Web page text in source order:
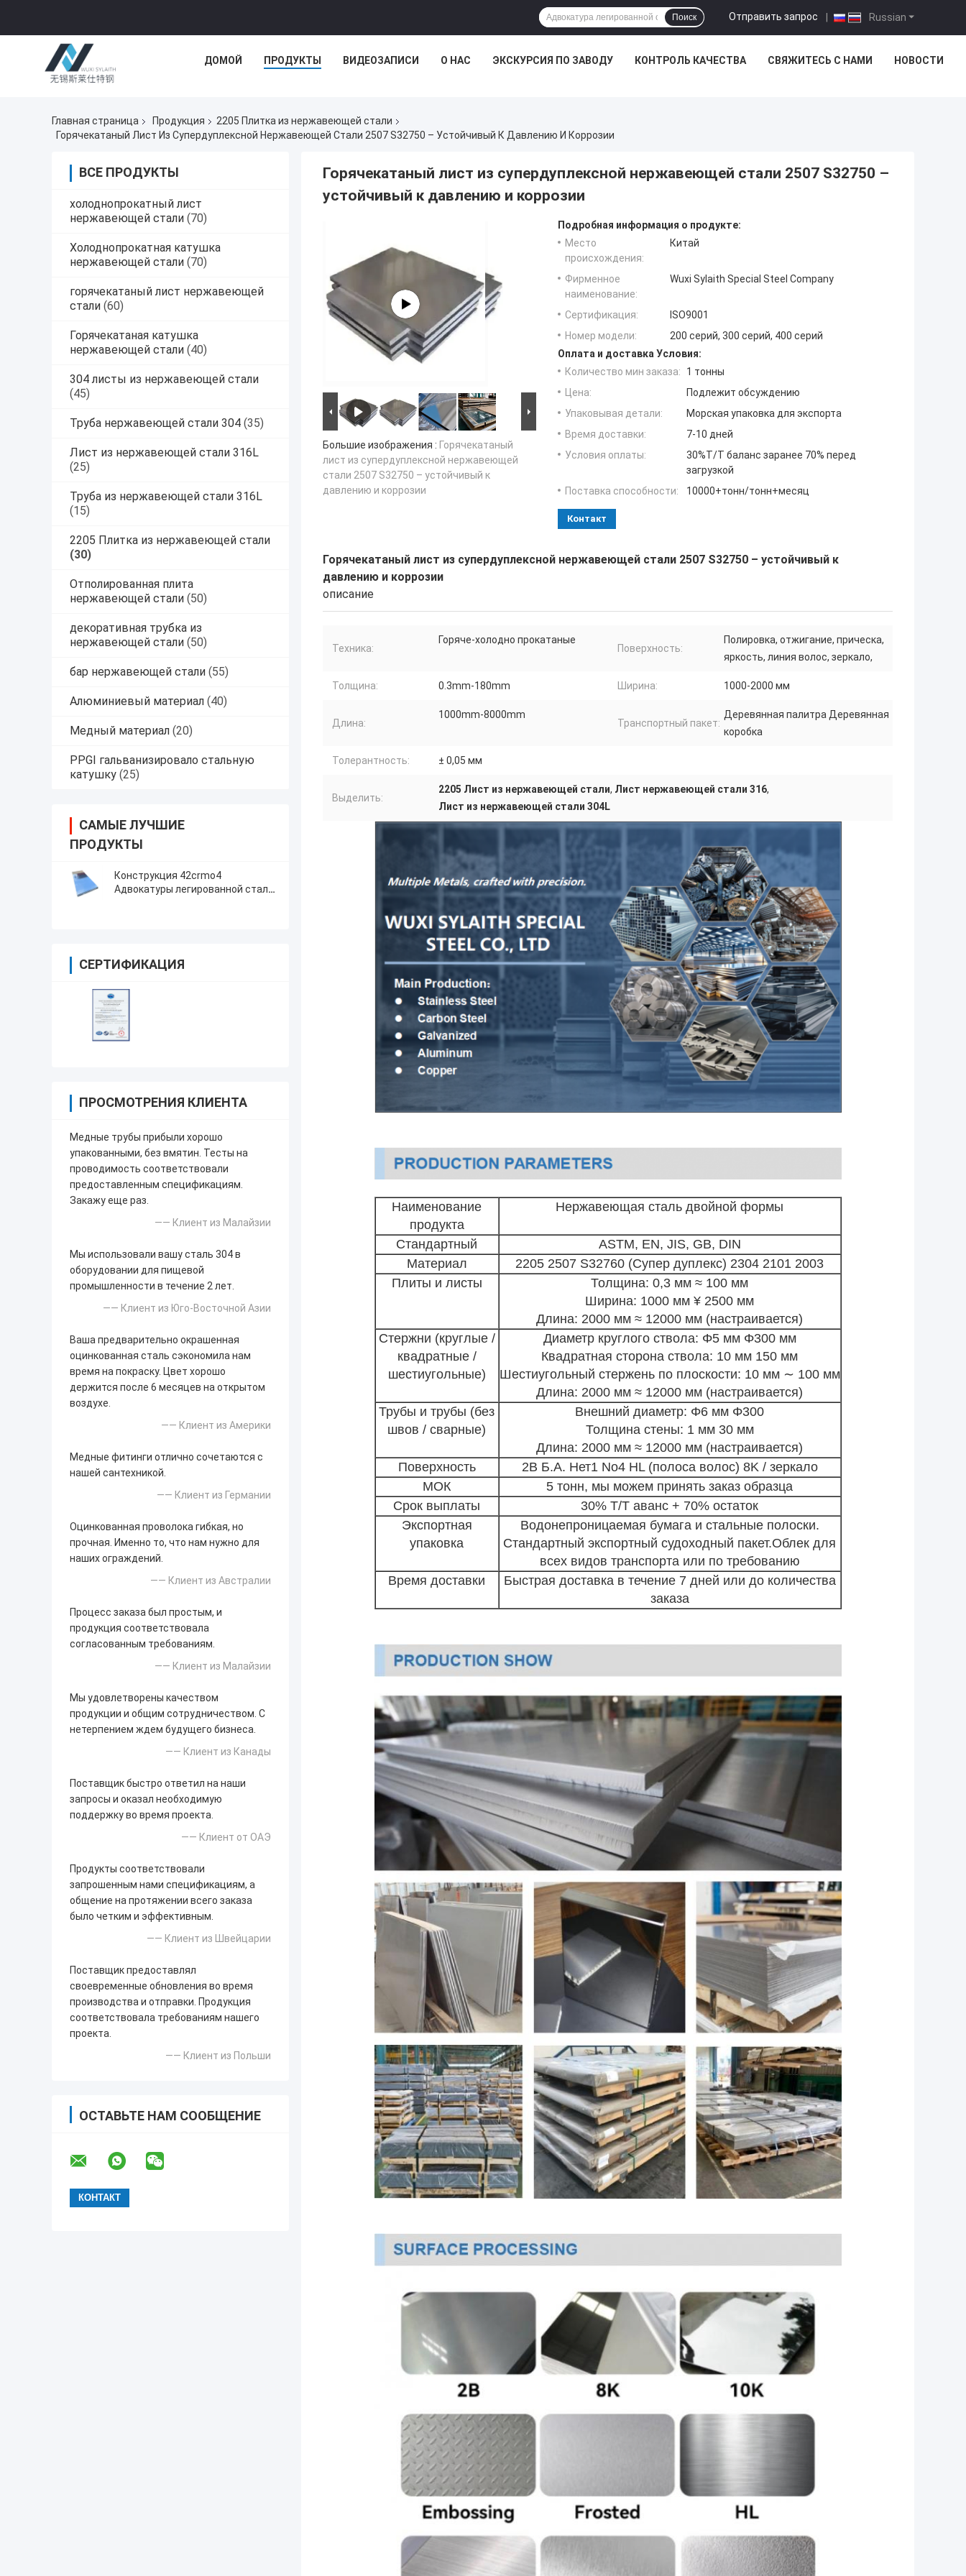
Russian
Отправить запрос |
Поиск
ДОМОЙ ПРОДУКТЫ ВИДЕОЗАПИСИ О НАС ЭКСКУРСИЯ ПО ЗАВОДУ КОНТРОЛЬ КАЧЕСТВА СВЯЖИТЕСЬ С НАМИ НОВОСТИ
Главная страница Продукция
2205 Плитка из нержавеющей стали
Горячекатаный Лист Из Супердуплексной Нержавеющей Стали 2507 S32750 – Устойчивый К Давлению И Коррозии
ВСЕ ПРОДУКТЫ
холоднопрокатный лист
нержавеющей стали (70)
Холоднопрокатная катушка
нержавеющей стали (70)
горячекатаный лист нержавеющей
стали (60)
Горячекатаная катушка
нержавеющей стали (40)
304 листы из нержавеющей стали
(45)
Труба нержавеющей стали 304 (35)
Лист из нержавеющей стали 316L
(25)
Труба из нержавеющей стали 316L
(15)
2205 Плитка из нержавеющей стали
(30)
Отполированная плита
нержавеющей стали (50)
декоративная трубка из
нержавеющей стали (50)
бар нержавеющей стали (55)
Алюминиевый материал (40)
Медный материал (20)
PPGI гальванизировало стальную
катушку (25)
САМЫЕ ЛУЧШИЕ
ПРОДУКТЫ
Конструкция 42crmo4
Адвокатуры легированной стали
СЕРТИФИКАЦИЯ
ПРОСМОТРЕНИЯ КЛИЕНТА
Медные трубы прибыли хорошо
упакованными, без вмятин. Тесты на
проводимость соответствовали
предоставленным спецификациям.
Закажу еще раз.
—— Клиент из Малайзии
Мы использовали вашу сталь 304 в
оборудовании для пищевой
промышленности в течение 2 лет.
—— Клиент из Юго-Восточной Азии
Ваша предварительно окрашенная
оцинкованная сталь сэкономила нам
время на покраску. Цвет хорошо
держится после 6 месяцев на открытом
воздухе.
—— Клиент из Америки
Медные фитинги отлично сочетаются с
нашей сантехникой.
—— Клиент из Германии
Оцинкованная проволока гибкая, но
прочная. Именно то, что нам нужно для
наших ограждений.
—— Клиент из Австралии
Процесс заказа был простым, и
продукция соответствовала
согласованным требованиям.
—— Клиент из Малайзии
Мы удовлетворены качеством
продукции и общим сотрудничеством. С
нетерпением ждем будущего бизнеса.
—— Клиент из Канады
Поставщик быстро ответил на наши
запросы и оказал необходимую
поддержку во время проекта.
—— Клиент от ОАЭ
Продукты соответствовали
запрошенным нами спецификациям, а
общение на протяжении всего заказа
было четким и эффективным.
—— Клиент из Швейцарии
Поставщик предоставлял
своевременные обновления во время
производства и отправки. Продукция
соответствовала требованиям нашего
проекта.
—— Клиент из Польши
ОСТАВЬТЕ НАМ СООБЩЕНИЕ
Горячекатаный лист из супердуплексной нержавеющей стали 2507 S32750 –
устойчивый к давлению и коррозии
Большие изображения : Горячекатаный
лист из супердуплексной нержавеющей
стали 2507 S32750 – устойчивый к
давлению и коррозии
Подробная информация о продукте:
Место
происхождения:
Китай
Фирменное
наименование:
Wuxi Sylaith Special Steel Company
Сертификация:
ISO9001
Номер модели:
200 серий, 300 серий, 400 серий
Оплата и доставка Условия:
Количество мин заказа:
1 тонны
Цена:
Подлежит обсуждению
Упаковывая детали:
Морская упаковка для экспорта
Время доставки:
7-10 дней
Условия оплаты:
30%T/T баланс заранее 70% перед
загрузкой
Поставка способности:
10000+тонн/тонн+месяц
Контакт
Горячекатаный лист из супердуплексной нержавеющей стали 2507 S32750 – устойчивый к
давлению и коррозии
описание
Техника:
Горяче-холодно прокатаные
Поверхность:
Полировка, отжигание, прическа,
яркость, линия волос, зеркало,
Толщина: 0.3mm-180mm Ширина: 1000-2000 мм
Длина:
1000mm-8000mm
Транспортный пакет:
Деревянная палитра Деревянная
коробка
Толерантность: ± 0,05 мм
Выделить:
2205 Лист из нержавеющей стали, Лист нержавеющей стали 316,
Лист из нержавеющей стали 304L
Наименование
продукта
Нержавеющая сталь двойной формы
Стандартный
ASTM, EN, JIS, GB, DIN
Материал
2205 2507 S32760 (Супер дуплекс) 2304 2101 2003
Плиты и листы
Толщина: 0,3 мм ≈ 100 мм
Ширина: 1000 мм ¥ 2500 мм
Длина: 2000 мм ≈ 12000 мм (настраивается)
Стержни (круглые /
квадратные /
шестиугольные)
Диаметр круглого ствола: Φ5 мм Φ300 мм
Квадратная сторона ствола: 10 мм 150 мм
Шестиугольный стержень по плоскости: 10 мм ∼ 100 мм
Длина: 2000 мм ≈ 12000 мм (настраивается)
Трубы и трубы (без
швов / сварные)
Внешний диаметр: Φ6 мм Φ300
Толщина стены: 1 мм 30 мм
Длина: 2000 мм ≈ 12000 мм (настраивается)
Поверхность
2B Б.А. Нет1 No4 HL (полоса волос) 8K / зеркало
МОК
5 тонн, мы можем принять заказ образца
Срок выплаты
30% Т/Т аванс + 70% остаток
Экспортная
упаковка
Водонепроницаемая бумага и стальные полоски.
Стандартный экспортный судоходный пакет.Облек для
всех видов транспорта или по требованию
Время доставки
Быстрая доставка в течение 7 дней или до количества
заказа